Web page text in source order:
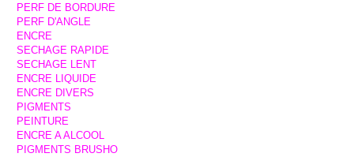
PERF DE BORDURE
PERF D'ANGLE
ENCRE
SECHAGE RAPIDE
SECHAGE LENT
ENCRE LIQUIDE
ENCRE DIVERS
PIGMENTS
PEINTURE
ENCRE A ALCOOL
PIGMENTS BRUSHO